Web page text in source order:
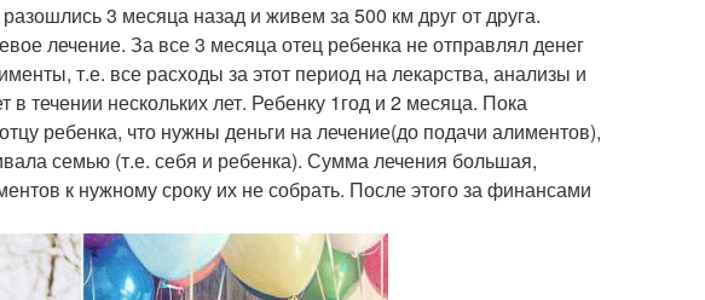
3 месяца назад и живем за 500 км друг от друга.
лечение. За все 3 месяца отец ребенка не отправлял денег
т.е. все расходы за этот период на лекарства, анализы и
течении нескольких лет. Ребенку 1год и 2 месяца. Пока
ребенка, что нужны деньги на лечение(до подачи алиментов),
семью (т.е. себя и ребенка). Сумма лечения большая,
к нужному сроку их не собрать. После этого за финансами